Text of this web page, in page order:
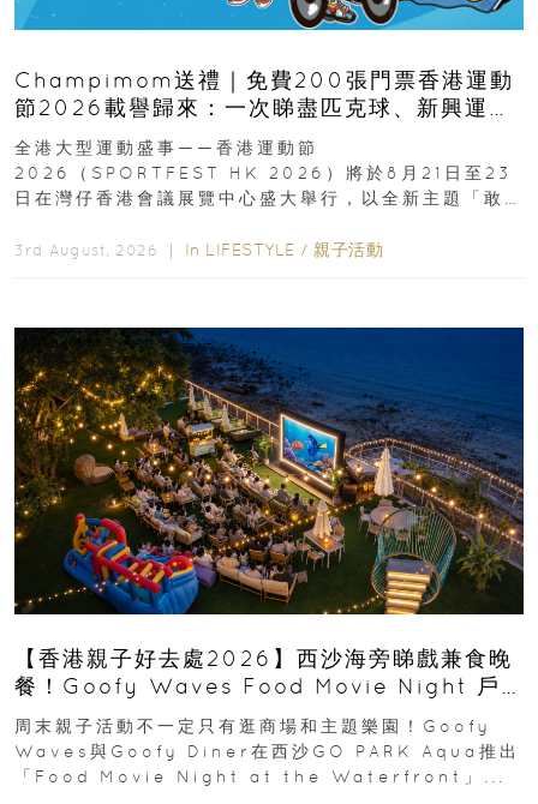
Champimom送禮｜免費200張門票香港運動
節2026載譽歸來：一次睇盡匹克球、新興運
動、街舞比賽＋逾百運動品牌展覽
全港大型運動盛事——香港運動節
2026（SPORTFEST HK 2026）將於8月21日至23
日在灣仔香港會議展覽中心盛大舉行，以全新主題「敢
3rd August, 2026 ｜ In LIFESTYLE / 親子活動
【香港親子好去處2026】西沙海旁睇戲兼食晚
餐！Goofy Waves Food Movie Night 戶
外影院逢週末登場
周末親子活動不一定只有逛商場和主題樂園！Goofy
Waves與Goofy Diner在西沙GO PARK Aqua推出
「Food Movie Night at the Waterfront」...